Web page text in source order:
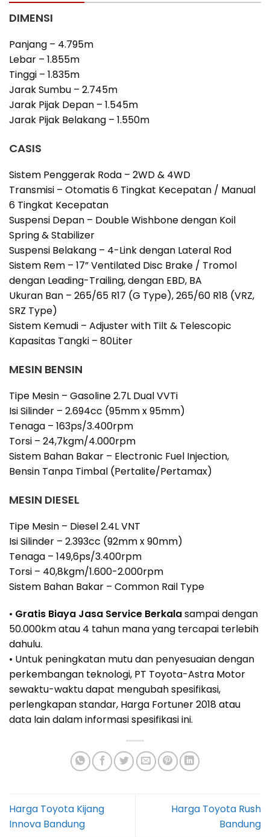
DIMENSI
Panjang – 4.795m
Lebar – 1.855m
Tinggi – 1.835m
Jarak Sumbu – 2.745m
Jarak Pijak Depan – 1.545m
Jarak Pijak Belakang – 1.550m
CASIS
Sistem Penggerak Roda – 2WD & 4WD
Transmisi – Otomatis 6 Tingkat Kecepatan / Manual
6 Tingkat Kecepatan
Suspensi Depan – Double Wishbone dengan Koil
Spring & Stabilizer
Suspensi Belakang – 4-Link dengan Lateral Rod
Sistem Rem – 17” Ventilated Disc Brake / Tromol
dengan Leading-Trailing, dengan EBD, BA
Ukuran Ban – 265/65 R17 (G Type), 265/60 R18 (VRZ,
SRZ Type)
Sistem Kemudi – Adjuster with Tilt & Telescopic
Kapasitas Tangki – 80Liter
MESIN BENSIN
Tipe Mesin – Gasoline 2.7L Dual VVTi
Isi Silinder – 2.694cc (95mm x 95mm)
Tenaga – 163ps/3.400rpm
Torsi – 24,7kgm/4.000rpm
Sistem Bahan Bakar – Electronic Fuel Injection,
Bensin Tanpa Timbal (Pertalite/Pertamax)
MESIN DIESEL
Tipe Mesin – Diesel 2.4L VNT
Isi Silinder – 2.393cc (92mm x 90mm)
Tenaga – 149,6ps/3.400rpm
Torsi – 40,8kgm/1.600-2.000rpm
Sistem Bahan Bakar – Common Rail Type
• Gratis Biaya Jasa Service Berkalasampai dengan
50.000km atau 4 tahun mana yang tercapai terlebih
dahulu.
• Untuk peningkatan mutu dan penyesuaian dengan
perkembangan teknologi, PT Toyota-Astra Motor
sewaktu-waktu dapat mengubah spesifikasi,
perlengkapan standar, Harga Fortuner 2018 atau
data lain dalam informasi spesifikasi ini.
Harga Toyota Kijang
Innova Bandung
Harga Toyota Rush
Bandung